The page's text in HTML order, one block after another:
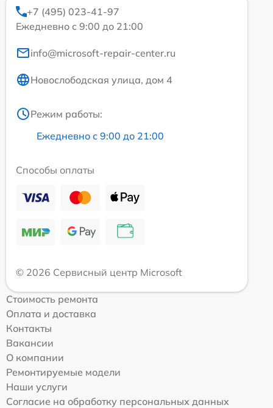
+7 (495) 023-41-97
Ежедневно с 9:00 до 21:00
info@microsoft-repair-center.ru
Новослободская улица, дом 4
Режим работы:
Ежедневно с 9:00 до 21:00
Способы оплаты
© 2026 Сервисный центр Microsoft
Стоимость ремонта
Оплата и доставка
Контакты
Вакансии
О компании
Ремонтируемые модели
Наши услуги
Согласие на обработку персональных данных